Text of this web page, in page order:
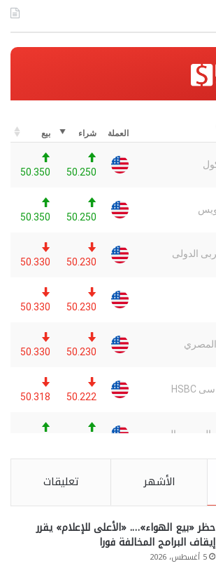
الأشهر تعليقات
حظر «بيع الهواء»…. «الأعلى للإعلام» يقرر
إيقاف البرامج المخالفة فورا
5 أغسطس، 2026